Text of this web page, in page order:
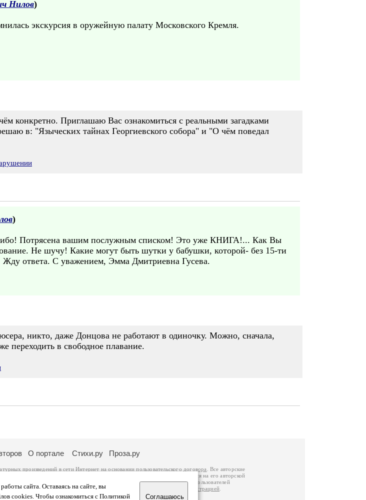
Нилов)
экскурсия в оружейную палату Московского Кремля.
конкретно. Приглашаю Вас ознакомиться с реальными загадками
в: "Языческих тайнах Георгиевского собора" и "О чём поведал
)
Потрясена вашим послужным списком! Это уже КНИГА!... Как Вы
Не шучу! Какие могут быть шутки у бабушки, которой- без 15-ти
Жду ответа. С уважением, Эмма Дмитриевна Гусева.
никто, даже Донцова не работают в одиночку. Можно, сначала,
переходить в свободное плавание.
сайта. Оставаясь на сайте, вы
cookies. Чтобы ознакомиться с Политикой
Соглашаюсь
О портале Стихи.ру Проза.ру
произведений в сети Интернет на основаниипользовательского договора
. Все авторские
возможна только с согласия его автора, к которому вы можете обратиться на его авторской
законодательства Российской Федерации. Данные пользователей
посмотреть более подробнуюинформацию о портале связаться с администрацией